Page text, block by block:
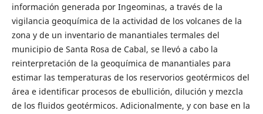
información generada por Ingeominas, a través de la
vigilancia geoquímica de la actividad de los volcanes de la
zona y de un inventario de manantiales termales del
municipio de Santa Rosa de Cabal, se llevó a cabo la
reinterpretación de la geoquímica de manantiales para
estimar las temperaturas de los reservorios geotérmicos del
área e identificar procesos de ebullición, dilución y mezcla
de los fluidos geotérmicos. Adicionalmente, y con base en la